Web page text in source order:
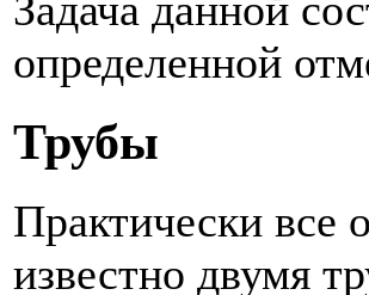
определенной
Трубы
Практически все
известно двумя